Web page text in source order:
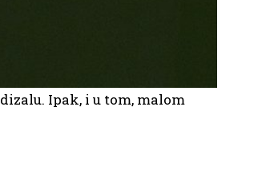
Ipak, i u tom, malom